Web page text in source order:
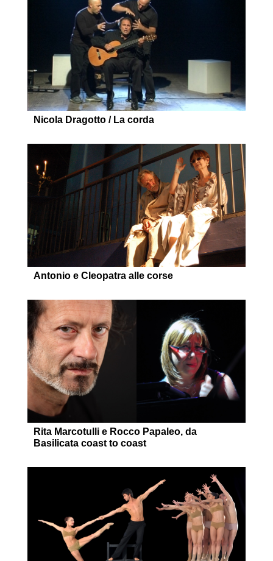
Nicola Dragotto / La corda
Antonio e Cleopatra alle corse
Rita Marcotulli e Rocco Papaleo, da
Basilicata coast to coast